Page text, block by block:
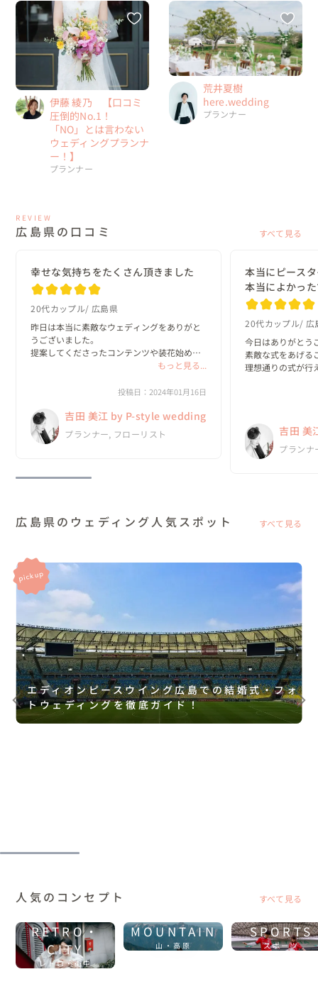
伊藤 綾乃 【口コミ
圧倒的No.1！
「NO」とは言わない
ウェディングプランナ
ー！】
プランナー
荒井夏樹
here.wedding
プランナー
REVIEW
広島県の口コミ すべて見る
幸せな気持ちをたくさん頂きました
20代カップル 広島県
昨日は本当に素敵なウェディングをありがと
うございました。
提案してくださったコンテンツや装花始め会
敵で終始興奮してました！
し、インタビューや...
もっと見る...
投稿日：2024年01月16日
吉田 美江 by P-style wedding
プランナー, フローリスト
本当にピース
本当によかっ
20代カップル 広
今日はありがとう
素敵な式をあげる
理想通りの式が行
ご縁があったらま
す。...
吉田
プランナ
広島県のウェディング人気スポット すべて見る
エディオンピースウイング広島での結婚式・フォ
トウェディングを徹底ガイド！
人気のコンセプト すべて見る
RETRO・
CITY
レトロ・街中
MOUNTAIN
山・高原
SPORTS
スポーツ